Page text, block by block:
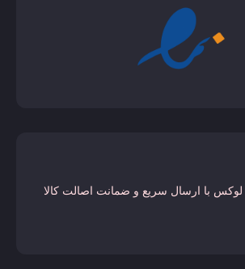
با ارسال سریع و ضمانت اصالت کالا